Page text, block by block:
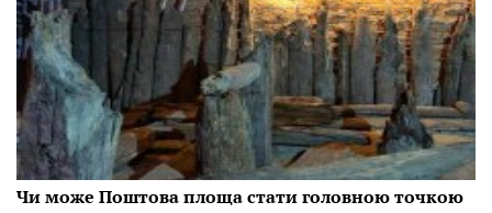
Чи може Поштова площа стати головною точкою